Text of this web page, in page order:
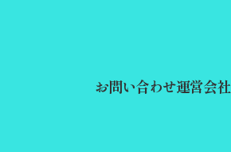
お問い合わせ運営会社